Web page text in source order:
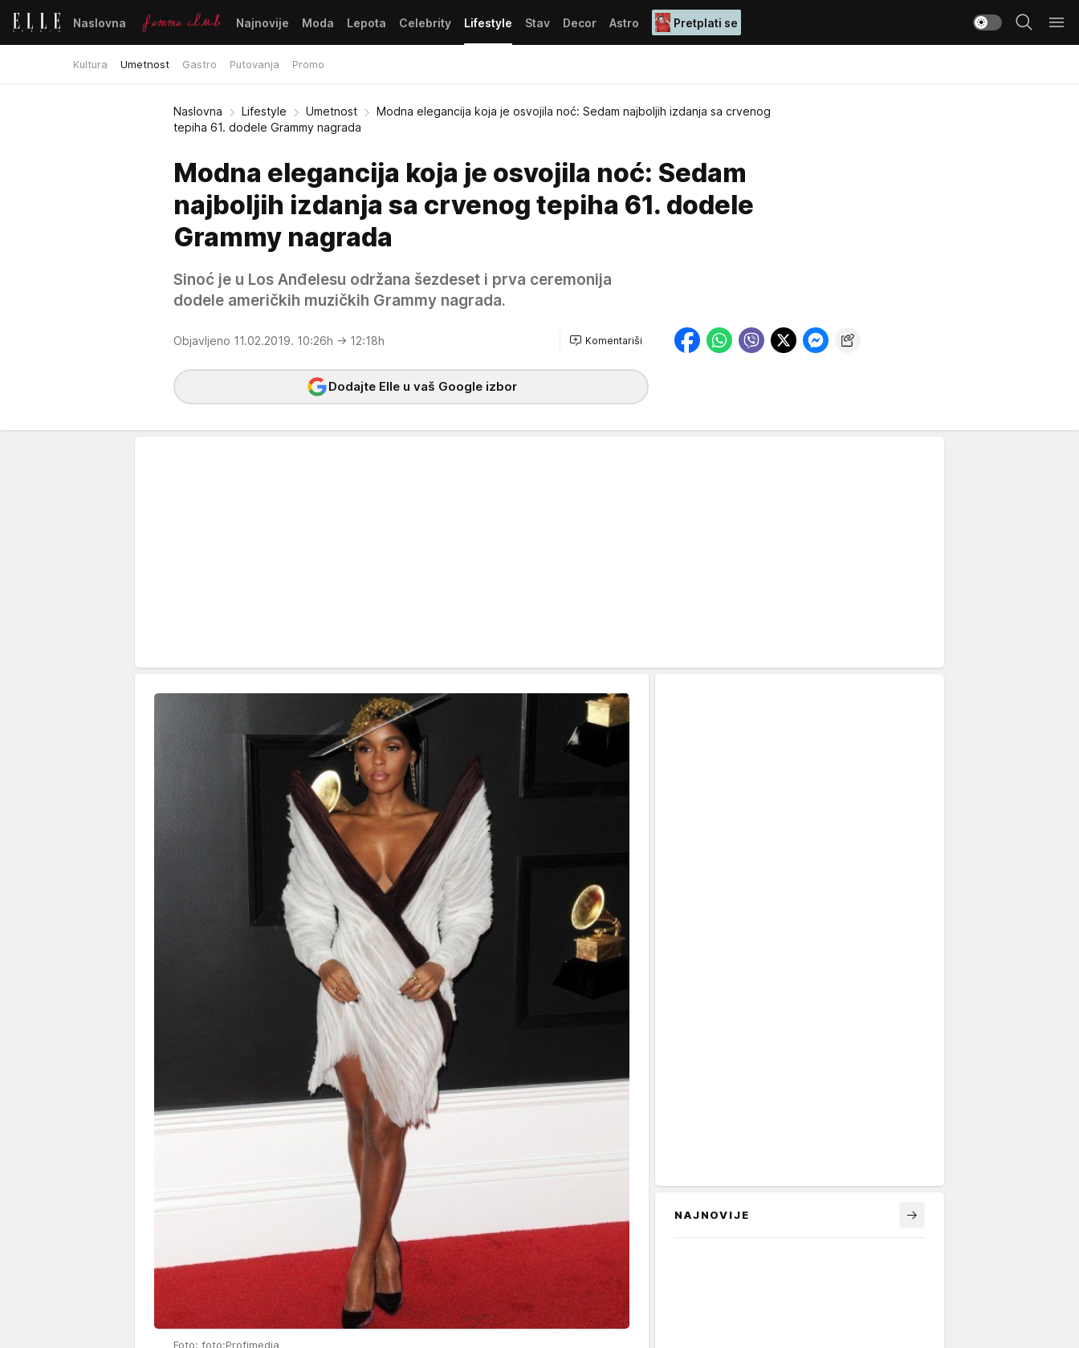
Naslovna Najnovije Moda Lepota Celebrity Lifestyle
Kultura Umetnost Gastro Putovanja Promo
Stav Decor Astro Pretplati se
Naslovna Lifestyle Umetnost
Modna elegancija koja je osvojila noć: Sedam najboljih izdanja sa crvenog
tepiha 61. dodele Grammy nagrada
Modna elegancija koja je osvojila noć: Sedam
najboljih izdanja sa crvenog tepiha 61. dodele
Grammy nagrada
Sinoć je u Los Anđelesu održana šezdeset i prva ceremonija
dodele američkih muzičkih Grammy nagrada.
Objavljeno 11.02.2019. 10:26h → 12:18h Komentariši
Dodajte Elle u vaš Google izbor
Foto: foto:Profimedia
NAJNOVIJE